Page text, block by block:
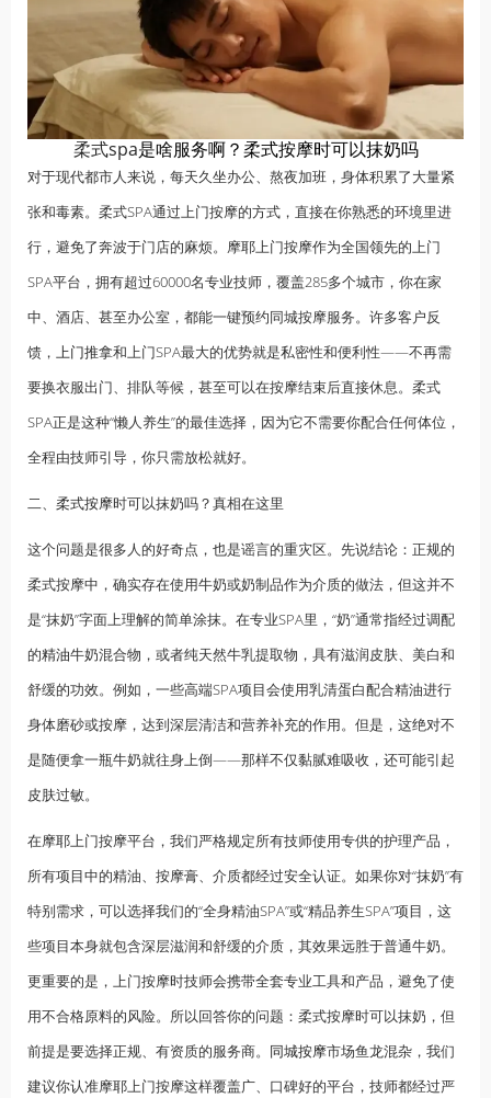
柔式spa是啥服务啊？柔式按摩时可以抹奶吗
对于现代都市人来说，每天久坐办公、熬夜加班，身体积累了大量紧
张和毒素。柔式SPA通过上门按摩的方式，直接在你熟悉的环境里进
行，避免了奔波于门店的麻烦。摩耶上门按摩作为全国领先的上门
SPA平台，拥有超过60000名专业技师，覆盖285多个城市，你在家
中、酒店、甚至办公室，都能一键预约同城按摩服务。许多客户反
馈， 上门推拿和上门SPA最大的优势就是私密性和便利性——不再需
要换衣服出门、排队等候，甚至可以在按摩结束后直接休息。柔式
SPA正是这种“懒人养生”的最佳选择，因为它不需要你配合任何体位，
全程由技师引导，你只需放松就好。
二、 柔式按摩时可以抹奶吗？真相在这里
这个问题是很多人的好奇点，也是谣言的重灾区。先说结论：正规的
柔式按摩中，确实存在使用牛奶或奶制品作为介质的做法，但这并不
是“抹奶”字面上理解的简单涂抹。在专业SPA里，“奶”通常指经过调配
的精油牛奶混合物，或者纯天然牛乳提取物，具有滋润皮肤、美白和
舒缓的功效。例如，一些高端SPA项目会使用乳清蛋白配合精油进行
身体磨砂或按摩，达到深层清洁和营养补充的作用。但是，这绝对不
是随便拿一瓶牛奶就往身上倒——那样不仅黏腻难吸收，还可能引起
皮肤过敏。
在摩耶上门按摩平台，我们严格规定所有技师使用专供的护理产品，
所有项目中的精油、按摩膏、介质都经过安全认证。如果你对“抹奶”有
特别需求，可以选择我们的“全身精油SPA”或“精品养生SPA”项目，这
些项目本身就包含深层滋润和舒缓的介质，其效果远胜于普通牛奶。
更重要的是，上门按摩时技师会携带全套专业工具和产品，避免了使
用不合格原料的风险。所以回答你的问题：柔式按摩时可以抹奶，但
前提是要选择正规、有资质的服务商。 同城按摩市场鱼龙混杂，我们
建议你认准摩耶上门按摩这样覆盖广、口碑好的平台，技师都经过严